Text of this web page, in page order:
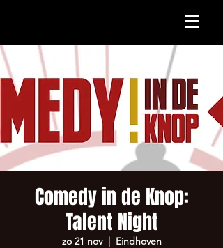
Comedy in de Knop:
Talent Night
zo 21 nov
  |
Eindhoven